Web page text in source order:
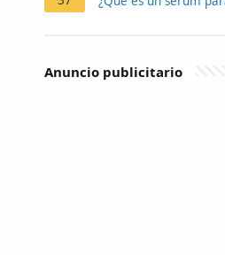
Anuncio publicitario